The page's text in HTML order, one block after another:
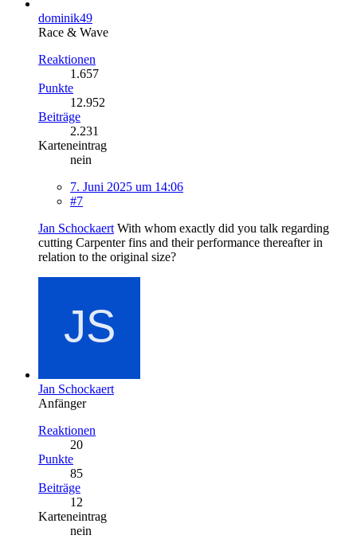
dominik49
Race & Wave
Reaktionen
1.657
Punkte
12.952
Beiträge
2.231
Karteneintrag
nein
7. Juni 2025 um 14:06
#7
Jan Schockaert With whom exactly did you talk regarding
cutting Carpenter fins and their performance thereafter in
relation to the original size?
Jan Schockaert
Anfänger
Reaktionen
20
Punkte
85
Beiträge
12
Karteneintrag
nein